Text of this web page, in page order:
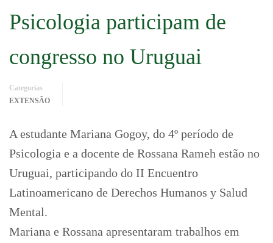
Psicologia participam de
congresso no Uruguai
Categorias
EXTENSÃO
A estudante Mariana Gogoy, do 4º período de
Psicologia e a docente de Rossana Rameh estão no
Uruguai, participando do II Encuentro
Latinoamericano de Derechos Humanos y Salud
Mental.
Mariana e Rossana apresentaram trabalhos em